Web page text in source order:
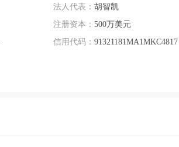
法人代表： 胡智凯
注册资本： 500万美元
信用代码： 91321181MA1MKC4817